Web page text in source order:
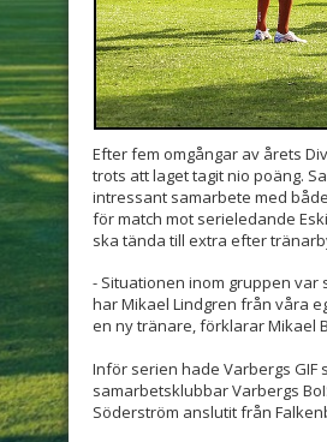
Efter fem omgångar av årets
trots att laget tagit nio poäng.
intressant samarbete med
för match mot serieledande
ska tända till extra efter
- Situationen inom gruppen var
har Mikael Lindgren från våra
en ny tränare, förklarar Mikael
Inför serien hade Varbergs
samarbetsklubbar Varbergs
Söderström anslutit från